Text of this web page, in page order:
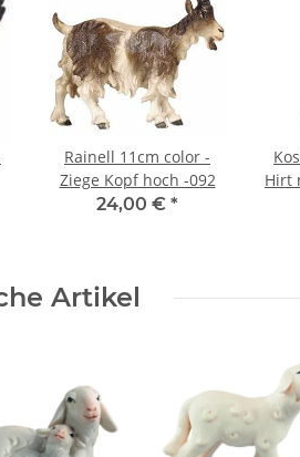
Rainell 11cm color -
Ziege Kopf hoch -092
24,00 € *
Hirt
Artikel